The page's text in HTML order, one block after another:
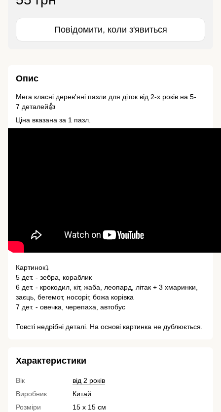
Повідомити, коли з'явиться
Опис
Мега класні дерев'яні пазли для діток від 2-х років на 5-
7 деталей👍
Ціна вказана за 1 пазл.
Картинок⤵️
5 дет. - зебра, кораблик
6 дет. - крокодил, кіт, жаба, леопард, літак + 3 хмаринки,
заєць, бегемот, носоріг, божа корівка
7 дет. - овечка, черепаха, автобус
Товсті недрібні деталі. На основі картинка не дублюється.
Характеристики
Вік
від 2 років
Виробник
Китай
Розміри
15 х 15 см